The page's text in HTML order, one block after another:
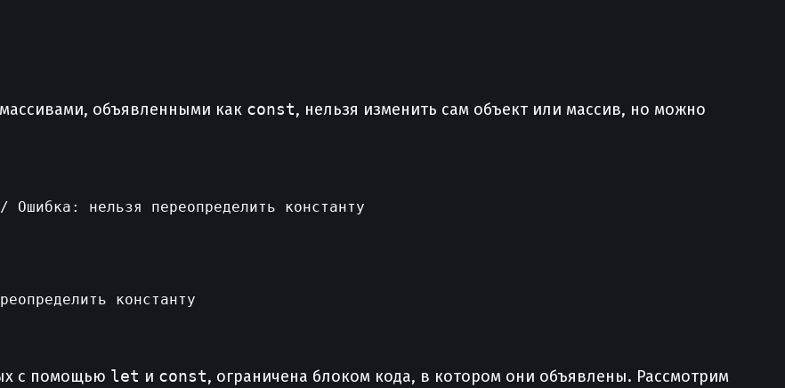
объявленными как const, нельзя изменить сам объект или массив, но можно
нельзя переопределить константу
константу
с помощью let и const, ограничена блоком кода, в котором они объявлены. Рассмотрим